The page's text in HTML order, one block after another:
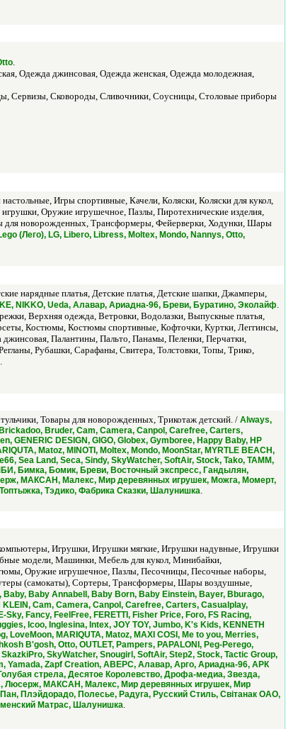
.
Одежда джинсовая, Одежда женская, Одежда молодежная,
Сервизы, Сковороды, Сливочники, Соусницы, Столовые приборы
Игры спортивные, Качели, Коляски, Коляски для кукол,
Оружие игрушечное, Пазлы, Пиротехнические изделия,
для новорожденных, Трансформеры, Фейерверки, Ходунки, Шары
(Лего), LG, Libero, Libress, Moltex, Mondo, Nannys, Otto,
нарядные платья, Детские платья, Детские шапки, Джамперы,
NIKKO, Ueda, Алавар, Ариадна-96, Бреви, Буратино, Эколайф.
Верхняя одежда, Ветровки, Водолазки, Выпускные платья,
Костюмы, Костюмы спортивные, Кофточки, Куртки, Леггинсы,
Палантины, Пальто, Панамы, Пеленки, Перчатки,
Рубашки, Сарафаны, Свитера, Толстовки, Топы, Трико,
.
Товары для новорожденных, Трикотаж детский. / Always,
Bruder, Cam, Camera, Canpol, Carefree, Carters,
GENERIC DESIGN, GIGO, Globex, Gymboree, Happy Baby, HP
Matoz, MINOTI, Moltex, Mondo, MoonStar, MYRTLE BEACH,
Sea Land, Seca, Sindy, SkyWatcher, SoftAir, Stock, Tako, TAMM,
Бимка, Бомик, Бреви, Восточный экспресс, Гандылян,
МАКСАН, Малекс, Мир деревянных игрушек, Можга, Момерт,
Тэдико, Фабрика Сказки, Шалунишка.
Игрушки, Игрушки мягкие, Игрушки надувные, Игрушки
модели, Машинки, Мебель для кукол, Минибайки,
Оружие игрушечное, Пазлы, Песочницы, Песочные наборы,
(самокаты), Сортеры, Трансформеры, Шары воздушные,
Baby Annabell, Baby Born, Baby Einstein, Bayer, Bburago,
Cam, Camera, Canpol, Carefree, Carters, Casualplay,
Fancy, FeelFree, FERETTI, Fisher Price, Foro, FS Racing,
Icoo, Inglesina, Intex, JOY TOY, Jumbo, K's Kids, KENNETH
LoveMoon, MARIQUTA, Matoz, MAXI COSI, Me to you, Merries,
B'gosh, Otto, OUTLET, Pampers, PAPALONI, Peg-Perego,
SkyWatcher, Snougirl, SoftAir, Step2, Stock, Tactic Group,
Yamada, Zapf Creation, АВЕРС, Алавар, Арго, Ариадна-96, АРК
стрела, Десятое Королевство, Дрофа-медиа, Звезда,
Люсерж, МАКСАН, Малекс, Мир деревянных игрушек, Мир
Плэйдорадо, Полесье, Радуга, Русский Стиль, Свiтанак ОАО,
Матрас, Шалунишка.